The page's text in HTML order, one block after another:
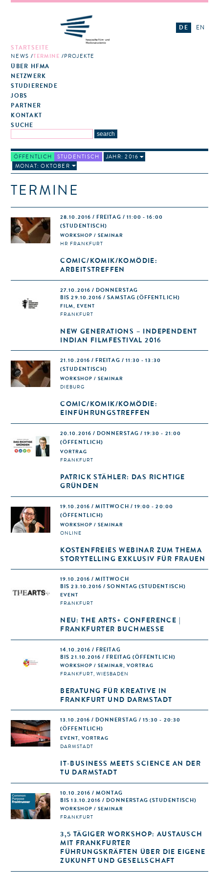
STARTSEITE
NEWS TERMINE PROJEKTE
ÜBER HFMA
NETZWERK
STUDIERENDE
JOBS
PARTNER
KONTAKT
SUCHE
DE EN
ÖFFENTLICH STUDENTISCH
JAHR: 2016
MONAT: OKTOBER
TERMINE
28.10.2016 / FREITAG / 11:00 - 16:00
(STUDENTISCH)
WORKSHOP / SEMINAR
HR FRANKFURT
COMIC/KOMIK/KOMÖDIE:
ARBEITSTREFFEN
27.10.2016 / DONNERSTAG
BIS 29.10.2016 / SAMSTAG (ÖFFENTLICH)
FILM, EVENT
FRANKFURT
NEW GENERATIONS – INDEPENDENT
INDIAN FILMFESTIVAL 2016
21.10.2016 / FREITAG / 11:30 - 13:30
(STUDENTISCH)
WORKSHOP / SEMINAR
DIEBURG
COMIC/KOMIK/KOMÖDIE:
EINFÜHRUNGSTREFFEN
20.10.2016 / DONNERSTAG / 19:30 - 21:00
(ÖFFENTLICH)
VORTRAG
FRANKFURT
PATRICK STÄHLER: DAS RICHTIGE
GRÜNDEN
19.10.2016 / MITTWOCH / 19:00 - 20:00
(ÖFFENTLICH)
WORKSHOP / SEMINAR
ONLINE
KOSTENFREIES WEBINAR ZUM THEMA
STORYTELLING EXKLUSIV FÜR FRAUEN
19.10.2016 / MITTWOCH
BIS 23.10.2016 / SONNTAG (STUDENTISCH)
EVENT
FRANKFURT
NEU: THE ARTS+ CONFERENCE |
FRANKFURTER BUCHMESSE
14.10.2016 / FREITAG
BIS 21.10.2016 / FREITAG (ÖFFENTLICH)
WORKSHOP / SEMINAR, VORTRAG
FRANKFURT, WIESBADEN
BERATUNG FÜR KREATIVE IN
FRANKFURT UND DARMSTADT
13.10.2016 / DONNERSTAG / 15:30 - 20:30
(ÖFFENTLICH)
EVENT, VORTRAG
DARMSTADT
IT-BUSINESS MEETS SCIENCE AN DER
TU DARMSTADT
10.10.2016 / MONTAG
BIS 13.10.2016 / DONNERSTAG (STUDENTISCH)
WORKSHOP / SEMINAR
FRANKFURT
3,5 TÄGIGER WORKSHOP: AUSTAUSCH
MIT FRANKFURTER
FÜHRUNGSKRÄFTEN ÜBER DIE EIGENE
ZUKUNFT UND GESELLSCHAFT